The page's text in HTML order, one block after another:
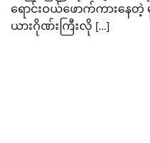
ရောင်းဝယ်ဖောက်ကားနေတဲ့
ယားဂိုဏ်းကြီးလို […]